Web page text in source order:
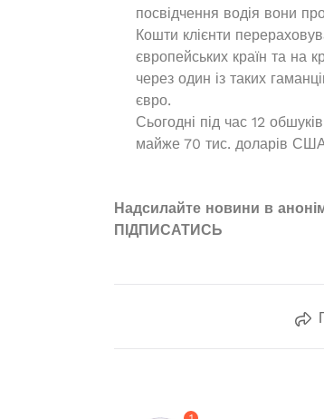
посвідчення водія вони
Кошти клієнти
європейських країн та на
через один із таких
євро.
Сьогодні під час 12
майже 70 тис. доларів
Надсилайте новини в
ПІДПИСАТИСЬ